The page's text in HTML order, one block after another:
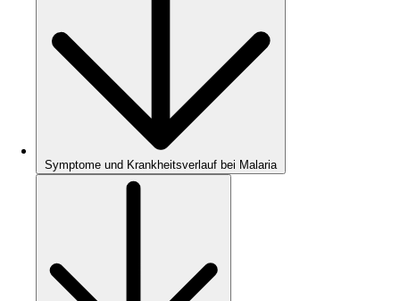
Symptome und Krankheitsverlauf bei Malaria